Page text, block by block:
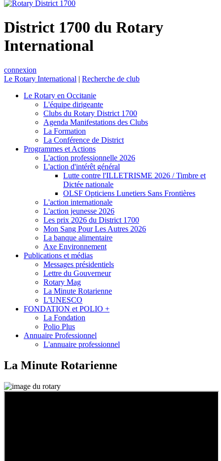
District 1700 du Rotary
International
connexion
Le Rotary International | Recherche de club
Le Rotary en Occitanie
L'équipe dirigeante
Clubs du Rotary District 1700
Agenda Manifestations des Clubs
La Formation
La Conférence de District
Programmes et Actions
L'action professionnelle 2026
L'action d'intérêt général
Lutte contre l'ILLETRISME 2026 / Timbre et
Dictée nationale
OLSF Opticiens Lunetiers Sans Frontières
L'action internationale
L'action jeunesse 2026
Les prix 2026 du District 1700
Mon Sang Pour Les Autres 2026
La banque alimentaire
Axe Environnement
Publications et médias
Messages présidentiels
Lettre du Gouverneur
Rotary Mag
La Minute Rotarienne
L'UNESCO
FONDATION et POLIO +
La Fondation
Polio Plus
Annuaire Professionnel
L'annuaire professionnel
La Minute Rotarienne